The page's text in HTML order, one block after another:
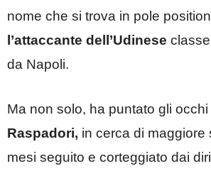
nome che si trova in pole
l’attaccante dell’Udinese
da Napoli.
Ma non solo, ha puntato gli
Raspadori, in cerca di maggiore
mesi seguito e corteggiato dai